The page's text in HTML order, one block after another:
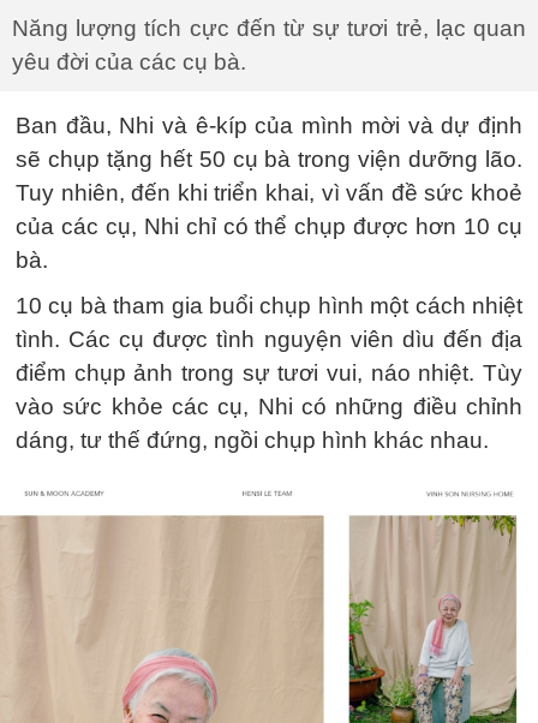
Năng lượng tích cực đến từ sự tươi trẻ, lạc quan
yêu đời của các cụ bà.
Ban đầu, Nhi và ê-kíp của mình mời và dự định
sẽ chụp tặng hết 50 cụ bà trong viện dưỡng lão.
Tuy nhiên, đến khi triển khai, vì vấn đề sức khoẻ
của các cụ, Nhi chỉ có thể chụp được hơn 10 cụ
bà.
10 cụ bà tham gia buổi chụp hình một cách nhiệt
tình. Các cụ được tình nguyện viên dìu đến địa
điểm chụp ảnh trong sự tươi vui, náo nhiệt. Tùy
vào sức khỏe các cụ, Nhi có những điều chỉnh
dáng, tư thế đứng, ngồi chụp hình khác nhau.